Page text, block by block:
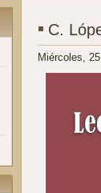
C.
Miércoles,